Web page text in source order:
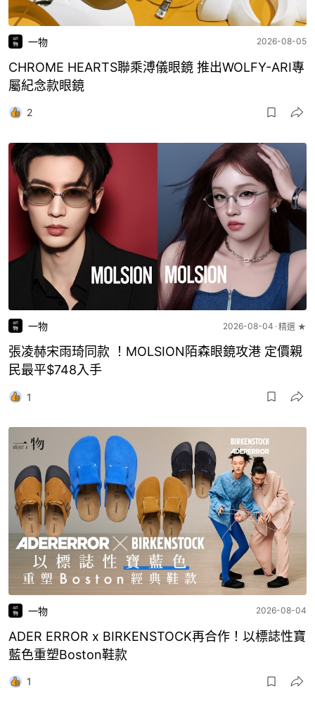
一物 2026-08-05
CHROME HEARTS聯乘溥儀眼鏡 推出WOLFY-ARI專
屬紀念款眼鏡
2
一物 2026-08-04 精選 ★
張凌赫宋雨琦同款 ！MOLSION陌森眼鏡攻港 定價親
民最平$748入手
1
一物 2026-08-04
ADER ERROR x BIRKENSTOCK再合作！以標誌性寶
藍色重塑Boston鞋款
1